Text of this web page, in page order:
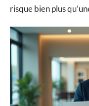
risque bien plus